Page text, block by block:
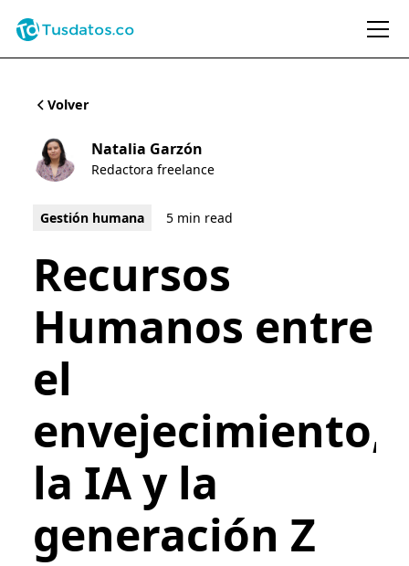
Volver
Natalia Garzón
Redactora freelance
Gestión humana 5 min read
Recursos
Humanos entre
el
envejecimiento,
la IA y la
generación Z